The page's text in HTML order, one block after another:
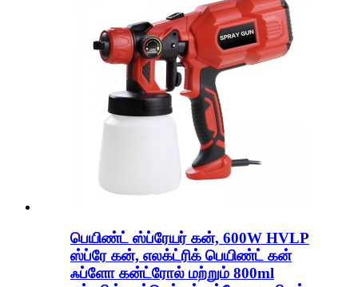
பெயிண்ட் ஸ்ப்ரேயர் கன், 600W HVLP
ஸ்ப்ரே கன், எலக்ட்ரிக் பெயிண்ட் கன்
ஃப்ளோ கன்ட்ரோல் மற்றும் 800ml